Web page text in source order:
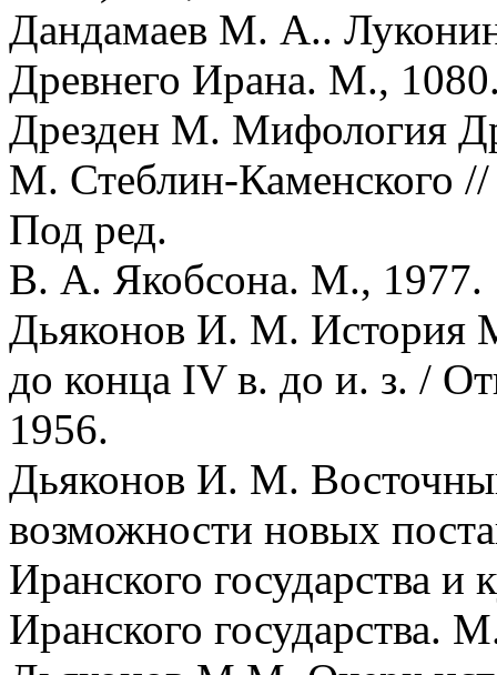
Дандамаев М. А..
Древнего Ирана. М.,
Дрезден М. Мифология
М. Стеблин-Каменского
Под ред.
В. А. Якобсона. М., 1977.
Дьяконов И. М. История
до конца IV в. до и. з. /
1956.
Дьяконов И. М.
возможности новых
Иранского государства
Иранского государства.